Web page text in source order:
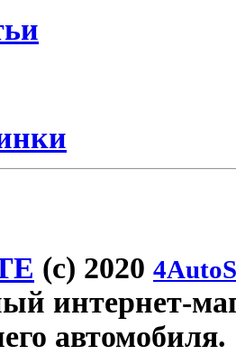
(c) 2020
интернет-
автомобиля.